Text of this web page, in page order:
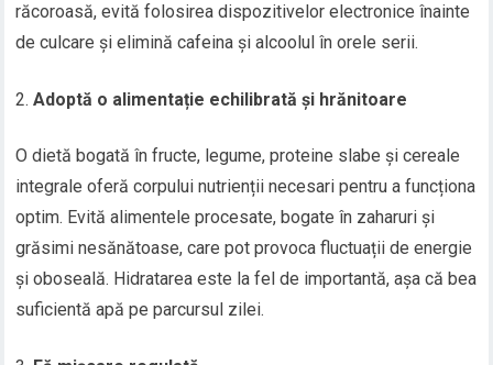
răcoroasă, evită folosirea dispozitivelor electronice înainte
de culcare și elimină cafeina și alcoolul în orele serii.
Adoptă o alimentație echilibrată și hrănitoare
O dietă bogată în fructe, legume, proteine slabe și cereale
integrale oferă corpului nutrienții necesari pentru a funcționa
optim. Evită alimentele procesate, bogate în zaharuri și
grăsimi nesănătoase, care pot provoca fluctuații de energie
și oboseală. Hidratarea este la fel de importantă, așa că bea
suficientă apă pe parcursul zilei.